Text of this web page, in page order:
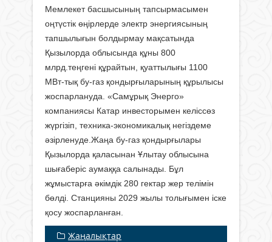
Мемлекет басшысының тапсырмасымен
оңтүстік өңірлерде электр энергиясының
тапшылығын болдырмау мақсатында
Қызылорда облысында құны 800
млрд.теңгені құрайтын, қуаттылығы 1100
МВт-тық бу-газ қондырғыларының құрылысы
жоспарлануда. «Самұрық Энерго»
компаниясы Катар инвесторымен келіссөз
жүргізіп, техника-экономикалық негіздеме
әзірленуде.Жаңа бу-газ қондырғылары
Қызылорда қаласынан Ұлытау облысына
шығаберіс аумаққа салынады. Бұл
жұмыстарға әкімдік 280 гектар жер телімін
бөлді. Станцияны 2029 жылы толығымен іске
қосу жоспарланған.
Жаңалықтар